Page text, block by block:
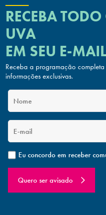
RECEBA
UVA
EM SEU E-MAIL
Receba a programação
informações exclusivas.
Eu concordo em receber
Quero ser avisado